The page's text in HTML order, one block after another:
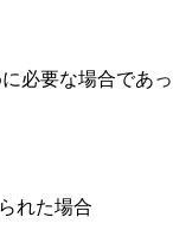
必要な場合であっ
れた場合